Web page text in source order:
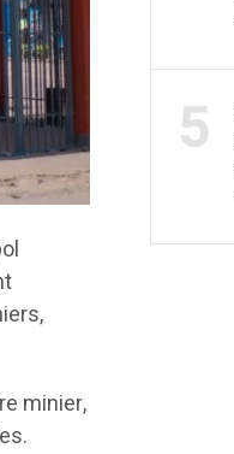
minier,
5